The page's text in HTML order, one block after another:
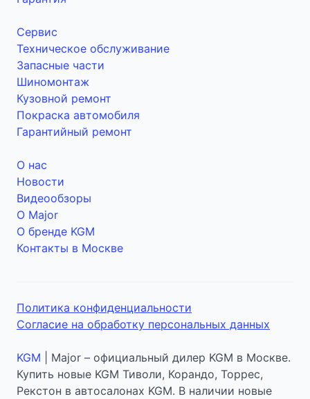
Сервис
Техническое обслуживание
Запасные части
Шиномонтаж
Кузовной ремонт
Покраска автомобиля
Гарантийный ремонт
О нас
Новости
Видеообзоры
О Major
О бренде KGM
Контакты в Москве
Политика конфиденциальности
Согласие на обработку персональных данных
KGM | Major – официальный дилер KGM в Москве.
Купить новые KGM Тиволи, Корандо, Торрес,
Рекстон в автосалонах KGM. В наличии новые